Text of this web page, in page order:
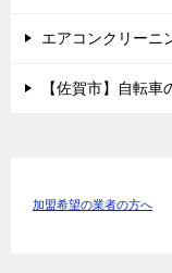
エアコンクリー
【佐賀市】自転
加盟希望の業者の方へ